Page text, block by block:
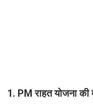
1. PM राहत योजना की